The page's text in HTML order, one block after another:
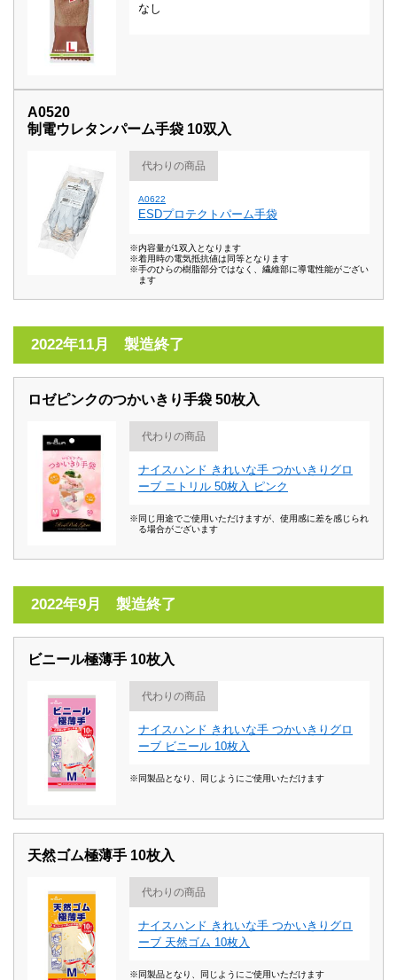
なし
A0520
制電ウレタンパーム手袋 10双入
代わりの商品
A0622
ESDプロテクトパーム手袋
※内容量が1双入となります
※着用時の電気抵抗値は同等となります
※手のひらの樹脂部分ではなく、繊維部に導電性能がござい
ます
2022年11月 製造終了
ロゼピンクのつかいきり手袋 50枚入
代わりの商品
ナイスハンド きれいな手 つかいきりグロ
ーブ ニトリル 50枚入 ピンク
※同じ用途でご使用いただけますが、使用感に差を感じられ
る場合がございます
2022年9月 製造終了
ビニール極薄手 10枚入
代わりの商品
ナイスハンド きれいな手 つかいきりグロ
ーブ ビニール 10枚入
※同製品となり、同じようにご使用いただけます
天然ゴム極薄手 10枚入
代わりの商品
ナイスハンド きれいな手 つかいきりグロ
ーブ 天然ゴム 10枚入
※同製品となり、同じようにご使用いただけます